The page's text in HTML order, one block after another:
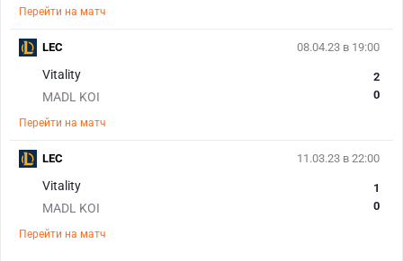
Перейти на матч
08.04.23 в 19:00
Vitality
MADL KOI
2
0
Перейти на матч
LEC
11.03.23 в 22:00
Vitality
MADL KOI
1
0
Перейти на матч
LEC